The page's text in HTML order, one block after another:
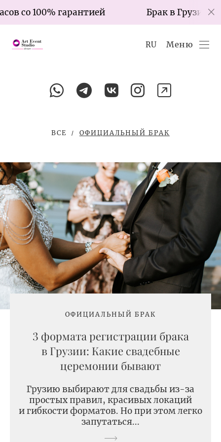
со 100% гарантией Брак в Грузии
RU Меню
ВСЕ ОФИЦИАЛЬНЫЙ БРАК
ОФИЦИАЛЬНЫЙ БРАК
3 формата регистрации брака
в Грузии: Какие свадебные
церемонии бывают
Грузию выбирают для свадьбы из-за
простых правил, красивых локаций
и гибкости форматов. Но при этом легко
запутаться...